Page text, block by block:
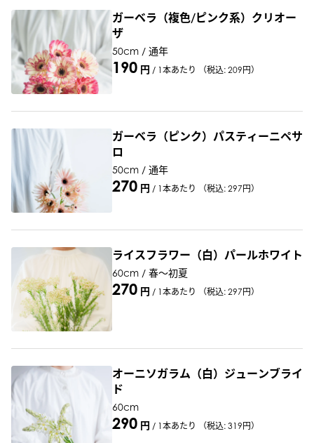
ガーベラ（複色/ピンク系）クリオー
ザ
50cm / 通年
190 円 / 1本あたり （税込: 209円）
ガーベラ（ピンク）パスティーニペサ
ロ
50cm / 通年
270 円 / 1本あたり （税込: 297円）
ライスフラワー（白）パールホワイト
60cm / 春～初夏
270 円 / 1本あたり （税込: 297円）
オーニソガラム（白）ジューンブライ
ド
60cm
290 円 / 1本あたり （税込: 319円）